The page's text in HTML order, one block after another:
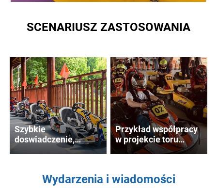
SCENARIUSZ ZASTOSOWANIA
Szybkie
doswiadczenie,
wspieranie biznesu -
Club a nami
Przykład współpracy
w projekcie toru
wyścigowego Speed
planowania miejsca
Wydarzenia i wiadomości